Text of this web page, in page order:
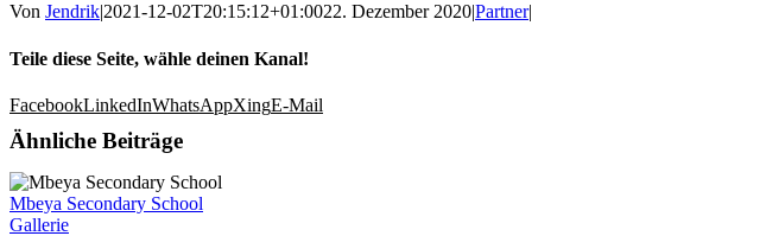
Von Jendrik|2021-12-02T20:15:12+01:0022. Dezember 2020|Partner|
Teile diese Seite, wähle deinen Kanal!
FacebookLinkedInWhatsAppXingE-Mail
Ähnliche Beiträge
Mbeya Secondary School
Gallerie